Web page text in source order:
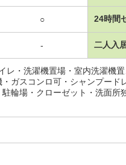
○ 24時間
- 二人入
レ・洗濯機置場・室内洗濯機
ガスコンロ可・シャンプード
輪場・クローゼット・洗面所